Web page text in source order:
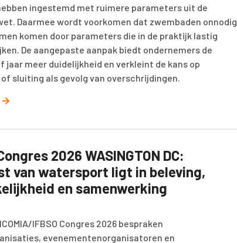
ingestemd met ruimere parameters uit de
Daarmee wordt voorkomen dat zwembaden onnodig
komen door parameters die in de praktijk lastig
De aangepaste aanpak biedt ondernemers de
jaar meer duidelijkheid en verkleint de kans op
sluiting als gevolg van overschrijdingen.
2026 WASINGTON DC:
van watersport ligt in beleving,
en samenwerking
IFBSO Congres 2026 bespraken
evenementenorganisatoren en